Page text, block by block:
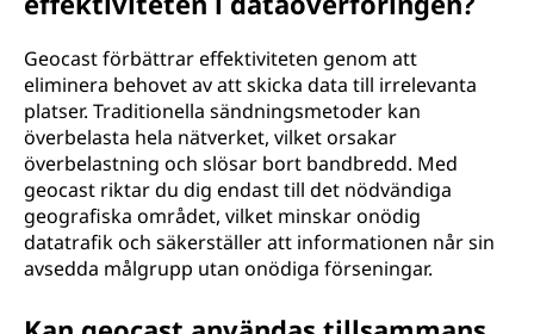
Geocast förbättrar effektiviteten genom att
eliminera behovet av att skicka data till irrelevanta
platser. Traditionella sändningsmetoder kan
överbelasta hela nätverket, vilket orsakar
överbelastning och slösar bort bandbredd. Med
geocast riktar du dig endast till det nödvändiga
geografiska området, vilket minskar onödig
datatrafik och säkerställer att informationen når sin
avsedda målgrupp utan onödiga förseningar.